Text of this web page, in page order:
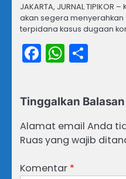
JAKARTA, JURNAL
akan segera
terpidana kasus dugaan
Facebook
Tinggalkan Balasan
Alamat email Anda
Ruas yang wajib
Komentar *